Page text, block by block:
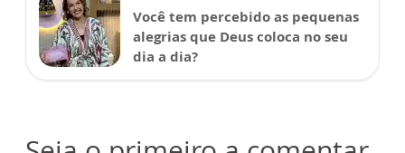
Você tem percebido as pequenas
alegrias que Deus coloca no seu
dia a dia?